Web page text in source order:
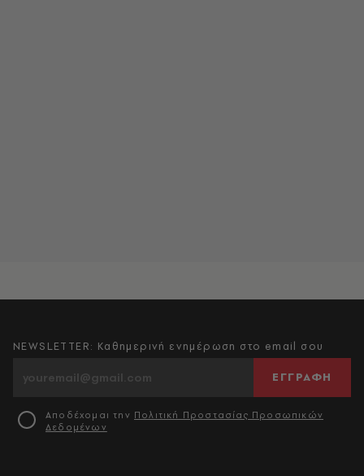
NEWSLETTER: Καθημερινή ενημέρωση στο email σου
ΕΓΓΡΑΦΗ
Αποδέχομαι την Πολιτική Προστασίας Προσωπικών
Δεδομένων